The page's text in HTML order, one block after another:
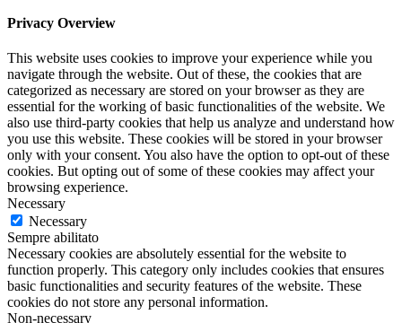
Privacy Overview
This website uses cookies to improve your experience while you
navigate through the website. Out of these, the cookies that are
categorized as necessary are stored on your browser as they are
essential for the working of basic functionalities of the website. We
also use third-party cookies that help us analyze and understand how
you use this website. These cookies will be stored in your browser
only with your consent. You also have the option to opt-out of these
cookies. But opting out of some of these cookies may affect your
browsing experience.
Necessary
Necessary
Sempre abilitato
Necessary cookies are absolutely essential for the website to
function properly. This category only includes cookies that ensures
basic functionalities and security features of the website. These
cookies do not store any personal information.
Non-necessary